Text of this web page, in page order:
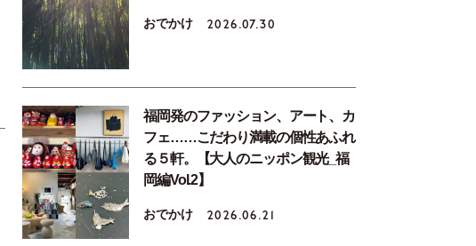
おでかけ 2026.07.30
福岡発のファッション、アート、カ
フェ……こだわり満載の個性あふれ
る５軒。【大人のニッポン観光_福
岡編Vol.2】
おでかけ 2026.06.21